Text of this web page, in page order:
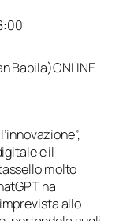
Babila)ONLINE
e il
molto
ha
allo